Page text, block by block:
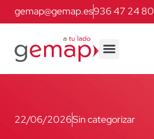
gemap@gemap.es936 47 24 80
22/06/2026Sin categorizar